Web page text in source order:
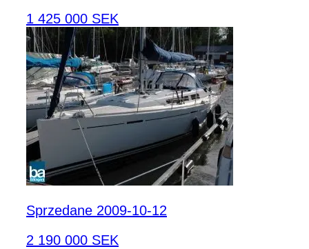
1 425 000 SEK
Sprzedane 2009-10-12
2 190 000 SEK